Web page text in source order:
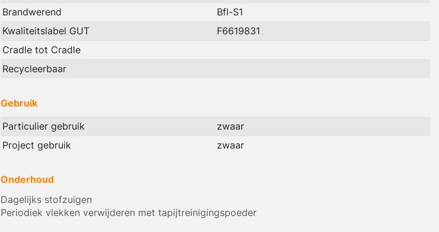
Brandwerend
Bfl-S1
Kwaliteitslabel GUT
F6619831
Cradle tot Cradle
Recycleerbaar
Gebruik
Particulier gebruik
zwaar
Project gebruik
zwaar
Onderhoud
Dagelijks stofzuigen
Periodiek vlekken verwijderen met tapijtreinigingspoeder